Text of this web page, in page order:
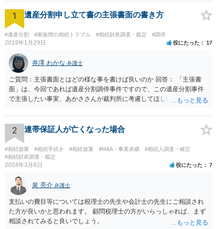
1 遺産分割申し立て書の主張書面の書き方
#遺産分割 #家族間の相続トラブル #相続財産調査・鑑定 #調停
2019年1月29日 役にたった 17
井澤 わかな 弁護士
ご質問：主張書面とはどの様な事を書けば良いのか 回答： 「主張書
面」は、今回であれば遺産分割調停事件ですので、この遺産分割事件
で主張したい事実、あかささんが裁判所に考慮してほしいと思う、亡
ります。 もし、主張したい事実や考慮してほしい事情に関連して
資料を持っているようであれば、主張書面とは別で提出できます。も
し、お姉さんに見られたくないような資料がある場合、「非開示の希
望に関する申出書」と共に提出することも考えられます。 ご質問：書
いた方が良い事と書かない方が良い事 回答： お姉さんが申立書の「申
立ての趣旨」のところに書いている遺産の分け方に対して意見があれ
ば、まずそれを書くとよいです。 次に「申立ての理由」のところに、
なぜ調停を申し立てたのか(例えば、あかささんと話合いが出来ない／
決裂した、など)や亡くなった方・あかささん・お姉さん間の事情やい
きさつなどが書かれていると思うので、あかささんから見てそれは違
うと感じるところは、どのように違うのか、など書くとよいです。 そ
の他、お姉さんの申立書には書かれていないけど、どのように遺産を
2 連帯保証人が亡くなった場合
#相続放棄 #相続手続き #相続放棄 #M&A・事業承継
#相続人調査・確定
#相続財産調査・鑑定
2024年3月6日 役にたった 7
泉 亮介 弁護士
支払いの費目等については税理士の先生や会計士の先生にご相談され
た方が良いかと思われます。 顧問税理士の方がいらっしゃれば、まず
相談されてみると良いでしょう。